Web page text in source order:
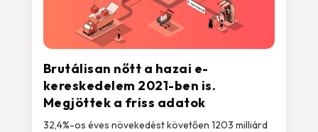
Brutálisan nőtt a hazai e-
kereskedelem 2021-ben is.
Megjöttek a friss adatok
32,4%-os éves növekedést követően 1203 milliárd